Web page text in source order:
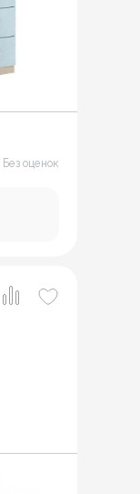
Без оценок